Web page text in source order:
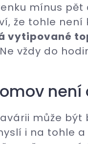
mínus
že tohle
vytipované
vždy do
může
i na tohle a